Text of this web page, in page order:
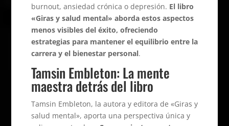
burnout, ansiedad crónica o depresión. El libro
«Giras y salud mental» aborda estos aspectos
menos visibles del éxito, ofreciendo
estrategias para mantener el equilibrio entre la
carrera y el bienestar personal.
Tamsin Embleton: La mente
maestra detrás del libro
Tamsin Embleton, la autora y editora de «Giras y
salud mental», aporta una perspectiva única y